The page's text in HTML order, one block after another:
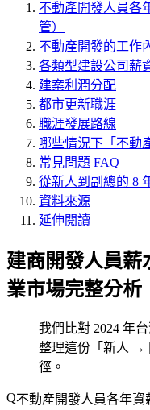
不動產開發人員
管）
不動產開發的工作
各類型建設公司薪
建案利潤分配
都市更新職涯
職涯發展路線
哪些情況下「不動
常見問題 FAQ
從新人到副總的 8
資料來源
延伸閱讀
建商開發人員薪
業市場完整分析
我們比對 2024 年
整理這份「新人 →
徑。
不動產開發人員各年